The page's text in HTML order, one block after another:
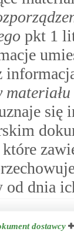
pkt 1
się
od dnia
dostawcy